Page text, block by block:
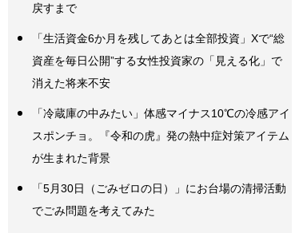
戻すまで
「生活資金6か月を残してあとは全部投資」Xで“総
資産を毎日公開”する女性投資家の「見える化」で
消えた将来不安
「冷蔵庫の中みたい」体感マイナス10℃の冷感アイ
スポンチョ。『令和の虎』発の熱中症対策アイテム
が生まれた背景
「5月30日（ごみゼロの日）」にお台場の清掃活動
でごみ問題を考えてみた